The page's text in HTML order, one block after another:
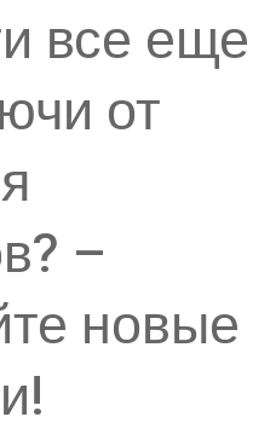
все еще
от
–
новые